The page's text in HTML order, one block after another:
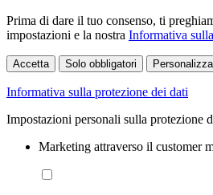
Prima di dare il tuo consenso, ti
impostazioni e la nostra Informativa
Accetta Solo obbligatori
Informativa sulla protezione dei dati
Impostazioni personali sulla protezione
Marketing attraverso il customer